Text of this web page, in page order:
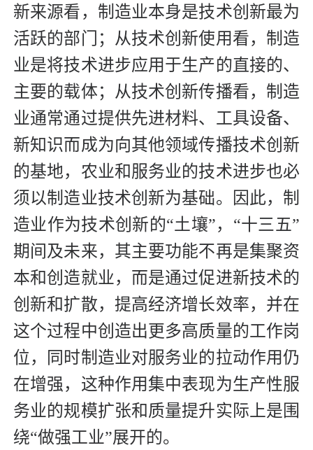
新来源看，制造业本身是技术创新最为
活跃的部门；从技术创新使用看，制造
业是将技术进步应用于生产的直接的、
主要的载体；从技术创新传播看，制造
业通常通过提供先进材料、工具设备、
新知识而成为向其他领域传播技术创新
的基地，农业和服务业的技术进步也必
须以制造业技术创新为基础。因此，制
造业作为技术创新的“土壤”，“十三五”
期间及未来，其主要功能不再是集聚资
本和创造就业，而是通过促进新技术的
创新和扩散，提高经济增长效率，并在
这个过程中创造出更多高质量的工作岗
位，同时制造业对服务业的拉动作用仍
在增强，这种作用集中表现为生产性服
务业的规模扩张和质量提升实际上是围
绕“做强工业”展开的。